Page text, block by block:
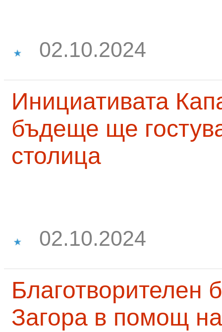
02.10.2024
Инициативата
бъдеще ще
столица
02.10.2024
Благотворителен
Загора в помощ